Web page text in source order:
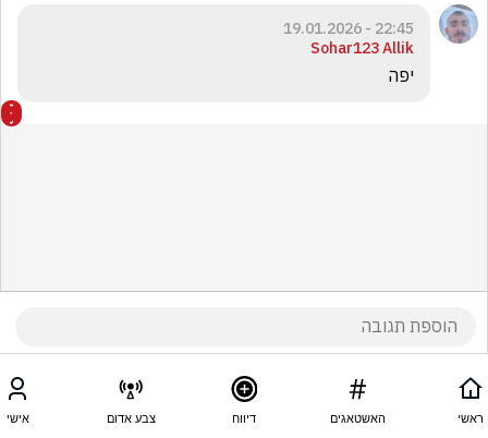
22:45 - 19.01.2026
Sohar123 Allik
יפה
ראשי האשטאגים דיווח צבע אדום אישי